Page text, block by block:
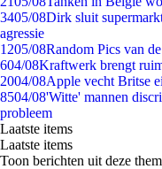
3405/08Dirk sluit
agressie
1205/08Random Pics van
604/08Kraftwerk brengt
2004/08Apple vecht Britse
8504/08'Witte' mannen
probleem
Laatste items
Laatste items
Toon berichten uit deze